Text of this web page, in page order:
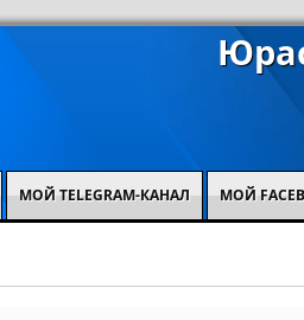
МОЙ TELEGRAM-КАНАЛ МОЙ